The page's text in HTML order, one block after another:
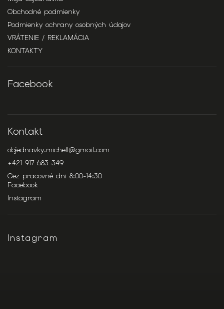
Obchodné podmienky
Podmienky ochrany osobných údajov
VRÁTENIE / REKLAMÁCIA
KONTAKTY
Facebook
Kontakt
objednavky.michell@gmail.com
+421 917 683 349
Cez pracovné dni 8:00-14:30
Facebook
Instagram
Instagram